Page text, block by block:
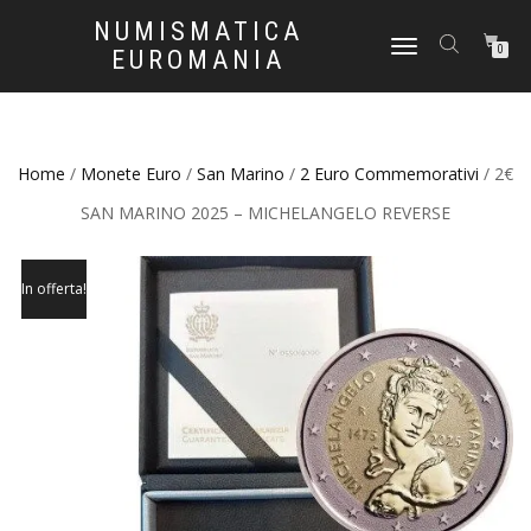
NUMISMATICA
EUROMANIA
NAVIGAZIONE
0
Home / Monete Euro / San Marino / 2 Euro Commemorativi / 2€
SAN MARINO 2025 – MICHELANGELO REVERSE
In offerta!